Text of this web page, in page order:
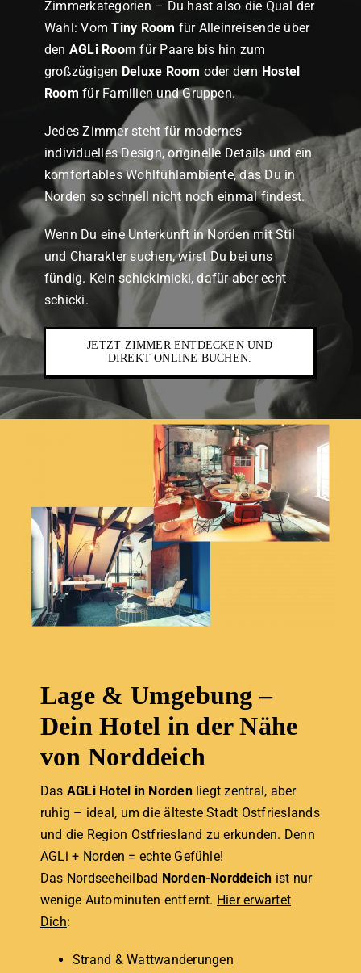
Zimmerkategorien – Du hast also die Qual der
Wahl: VomTiny Room für Alleinreisende über
den AGLi Room für Paare bis hin zum
großzügigen Deluxe Room oder dem Hostel
Room für Familien und Gruppen.
Jedes Zimmer steht für modernes
individuelles Design, originelle Details und ein
komfortables Wohlfühlambiente, das Du in
Norden so schnell nicht noch einmal findest.
Wenn Du eine Unterkunft in Norden mit Stil
und Charakter suchen, wirst Du bei uns
fündig. Kein schickimicki, dafür aber echt
schicki.
JETZT ZIMMER ENTDECKEN UND
DIREKT ONLINE BUCHEN.
Lage & Umgebung –
Dein Hotel in der Nähe
von Norddeich
Das AGLi Hotel in Nordenliegt zentral, aber
ruhig – ideal, um die älteste Stadt Ostfrieslands
und die Region Ostfriesland zu erkunden. Denn
AGLi + Norden = echte Gefühle!
Das Nordseeheilbad Norden-Norddeich ist nur
wenige Autominuten entfernt. Hier erwartet
Dich:
Strand & Wattwanderungen